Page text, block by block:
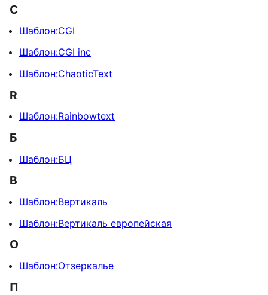
C
Шаблон:CGI
Шаблон:CGI inc
Шаблон:ChaoticText
R
Шаблон:Rainbowtext
Б
Шаблон:БЦ
В
Шаблон:Вертикаль
Шаблон:Вертикаль европейская
О
Шаблон:Отзеркалье
П